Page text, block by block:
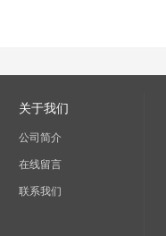
关于我们
公司简介
在线留言
联系我们